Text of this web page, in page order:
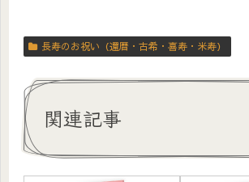
長寿のお祝い（還暦・古希・喜寿・米寿）
関連記事